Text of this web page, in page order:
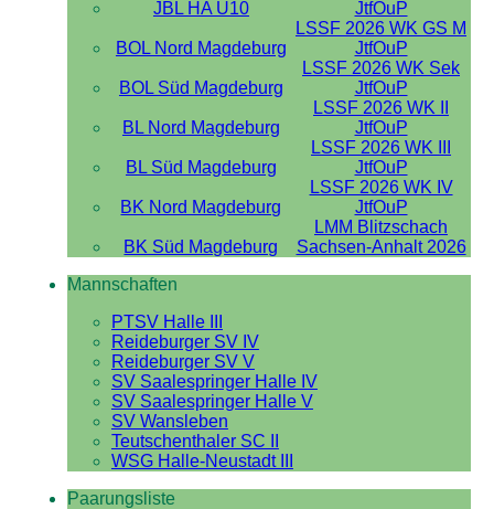
JBL HA U10
JtfOuP
BOL Nord Magdeburg
LSSF 2026 WK GS M
JtfOuP
BOL Süd Magdeburg
LSSF 2026 WK Sek
JtfOuP
BL Nord Magdeburg
LSSF 2026 WK II
JtfOuP
BL Süd Magdeburg
LSSF 2026 WK III
JtfOuP
BK Nord Magdeburg
LSSF 2026 WK IV
JtfOuP
BK Süd Magdeburg
LMM Blitzschach
Sachsen-Anhalt 2026
Mannschaften
PTSV Halle III
Reideburger SV IV
Reideburger SV V
SV Saalespringer Halle IV
SV Saalespringer Halle V
SV Wansleben
Teutschenthaler SC II
WSG Halle-Neustadt III
Paarungsliste